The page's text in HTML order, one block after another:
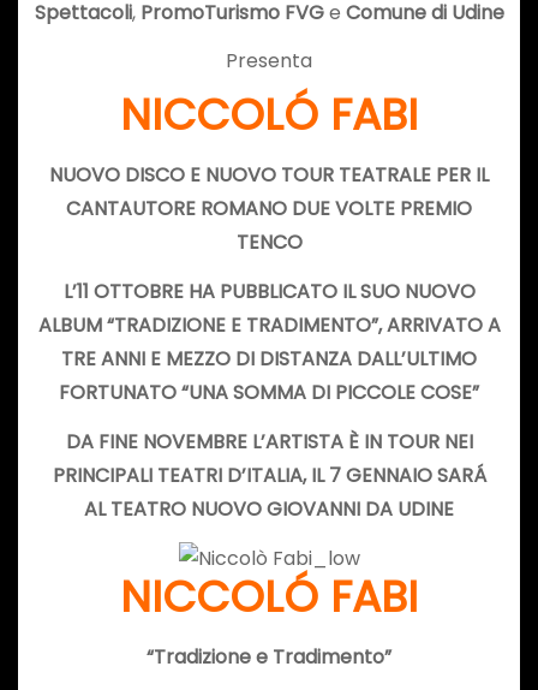
Spettacoli, PromoTurismo FVGe Comune di Udine
Presenta
NICCOLÓ FABI
NUOVO DISCO E NUOVO TOUR TEATRALE PER IL
CANTAUTORE ROMANO DUE VOLTE PREMIO
TENCO
L’11 OTTOBRE HA PUBBLICATO IL SUO NUOVO
ALBUM “TRADIZIONE E TRADIMENTO”, ARRIVATO A
TRE ANNI E MEZZO DI DISTANZA DALL’ULTIMO
FORTUNATO “UNA SOMMA DI PICCOLE COSE”
DA FINE NOVEMBRE L’ARTISTA È IN TOUR NEI
PRINCIPALI TEATRI D’ITALIA, IL 7 GENNAIO SARÁ
AL TEATRO NUOVO GIOVANNI DA UDINE
NICCOLÓ FABI
“Tradizione e Tradimento”